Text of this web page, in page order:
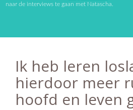
naar de interviews te gaan met Natascha.
Ik heb leren
hierdoor meer
hoofd en leven